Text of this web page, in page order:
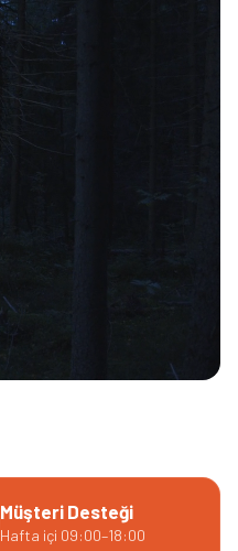
Müşteri Desteği
Hafta içi 09:00–18:00